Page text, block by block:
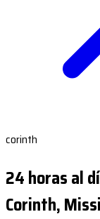
corinth
24 horas al
Corinth,